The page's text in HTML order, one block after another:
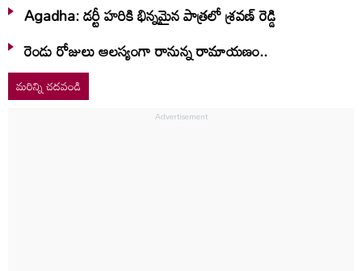
Agadha: డర్టీ హరికి భిన్నమైన పాత్రలో శ్రవణ్‌ రెడ్డి
రెండు రోజులు ఆలస్యంగా రానున్న రామాయణం..
మరిన్ని చదవండి